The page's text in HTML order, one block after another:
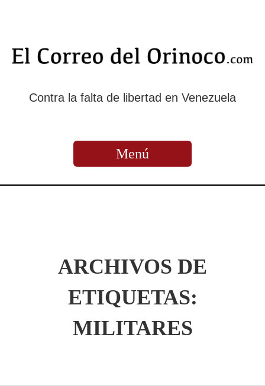
Contra la falta de libertad en Venezuela
Menú
ARCHIVOS DE
ETIQUETAS:
MILITARES